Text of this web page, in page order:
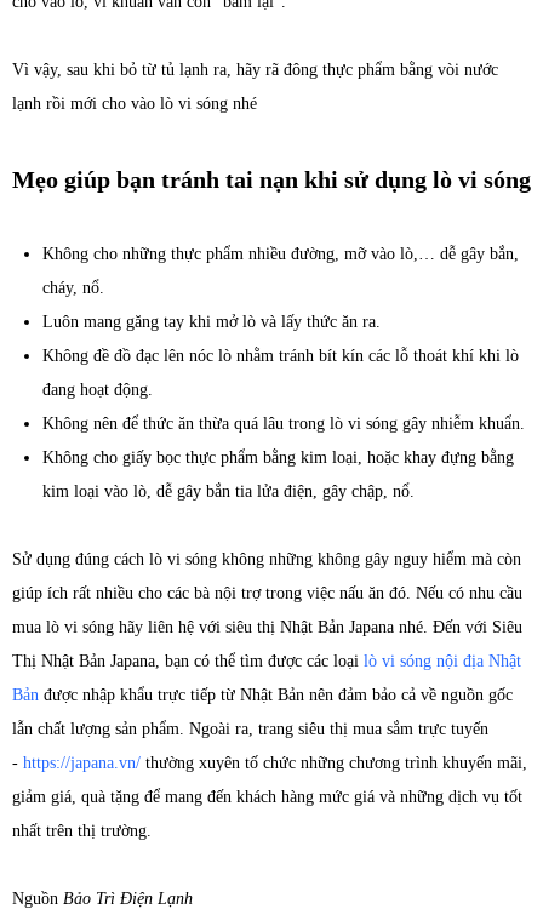
Vì vậy, sau khi bỏ từ tủ lạnh ra, hãy rã đông thực phẩm bằng vòi nước
lạnh rồi mới cho vào lò vi sóng nhé
Mẹo giúp bạn tránh tai nạn khi sử dụng lò vi sóng
Không cho những thực phẩm nhiều đường, mỡ vào lò,… dễ gây bắn,
cháy, nổ.
Luôn mang găng tay khi mở lò và lấy thức ăn ra.
Không đề đồ đạc lên nóc lò nhằm tránh bít kín các lỗ thoát khí khi lò
đang hoạt động.
Không nên để thức ăn thừa quá lâu trong lò vi sóng gây nhiễm khuẩn.
Không cho giấy bọc thực phẩm bằng kim loại, hoặc khay đựng bằng
kim loại vào lò, dễ gây bắn tia lửa điện, gây chập, nổ.
Sử dụng đúng cách lò vi sóng không những không gây nguy hiểm mà còn
giúp ích rất nhiều cho các bà nội trợ trong việc nấu ăn đó. Nếu có nhu cầu
mua lò vi sóng hãy liên hệ với siêu thị Nhật Bản Japana nhé. Đến với Siêu
Thị Nhật Bản Japana, bạn có thể tìm được các loại lò vi sóng nội địa Nhật
Bản được nhập khẩu trực tiếp từ Nhật Bản nên đảm bảo cả về nguồn gốc
lẫn chất lượng sản phẩm. Ngoài ra, trang siêu thị mua sắm trực tuyến
- https://japana.vn/ thường xuyên tố chức những chương trình khuyến mãi,
giảm giá, quà tặng để mang đến khách hàng mức giá và những dịch vụ tốt
nhất trên thị trường.
Nguồn Bảo Trì Điện Lạnh